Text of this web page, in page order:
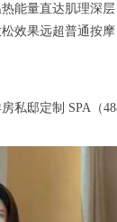
能量直达肌理深
效果远超普通按
邸定制 SPA（